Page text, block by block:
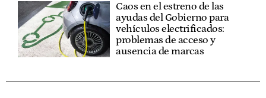
Caos en el estreno de las
ayudas del Gobierno para
vehículos electrificados:
problemas de acceso y
ausencia de marcas